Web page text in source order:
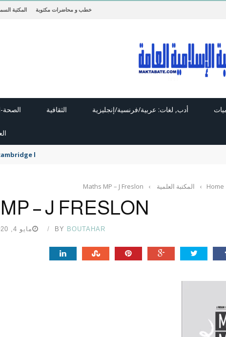
خطب و محاضرات مكتوبة المكتبة
أدب, لغات: عربية/فرنسية/إنجليزية الثقافية الصحة-
history of islam
Home
› المكتبة العلمية ›
Maths MP – J Freslon
– J FRESLON
BY BOUTAHAR مايو 4, 2020